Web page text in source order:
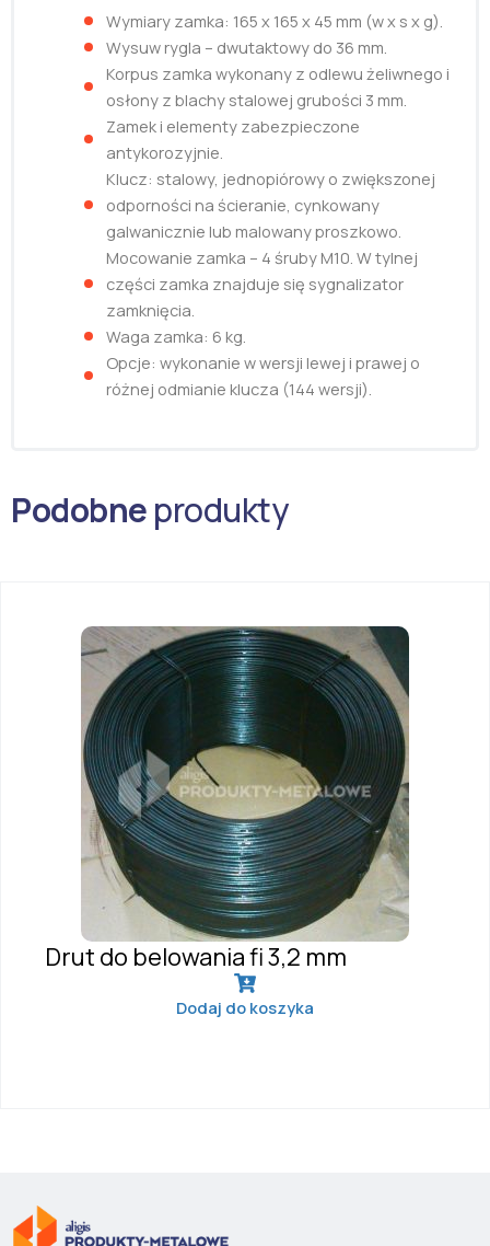
Wymiary zamka: 165 x 165 x 45 mm (w x s x g).
Wysuw rygla – dwutaktowy do 36 mm.
Korpus zamka wykonany z odlewu żeliwnego i
osłony z blachy stalowej grubości 3 mm.
Zamek i elementy zabezpieczone
antykorozyjnie.
Klucz: stalowy, jednopiórowy o zwiększonej
odporności na ścieranie, cynkowany
galwanicznie lub malowany proszkowo.
Mocowanie zamka – 4 śruby M10. W tylnej
części zamka znajduje się sygnalizator
zamknięcia.
Waga zamka: 6 kg.
Opcje: wykonanie w wersji lewej i prawej o
różnej odmianie klucza (144 wersji).
Podobneprodukty
Drut do belowania fi 3,2 mm
Dodaj do koszyka